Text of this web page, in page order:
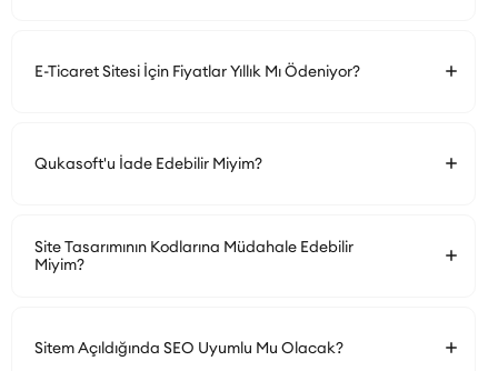
E-Ticaret Sitesi İçin Fiyatlar Yıllık Mı Ödeniyor?
Qukasoft'u İade Edebilir Miyim?
Site Tasarımının Kodlarına Müdahale Edebilir
Miyim?
Sitem Açıldığında SEO Uyumlu Mu Olacak?